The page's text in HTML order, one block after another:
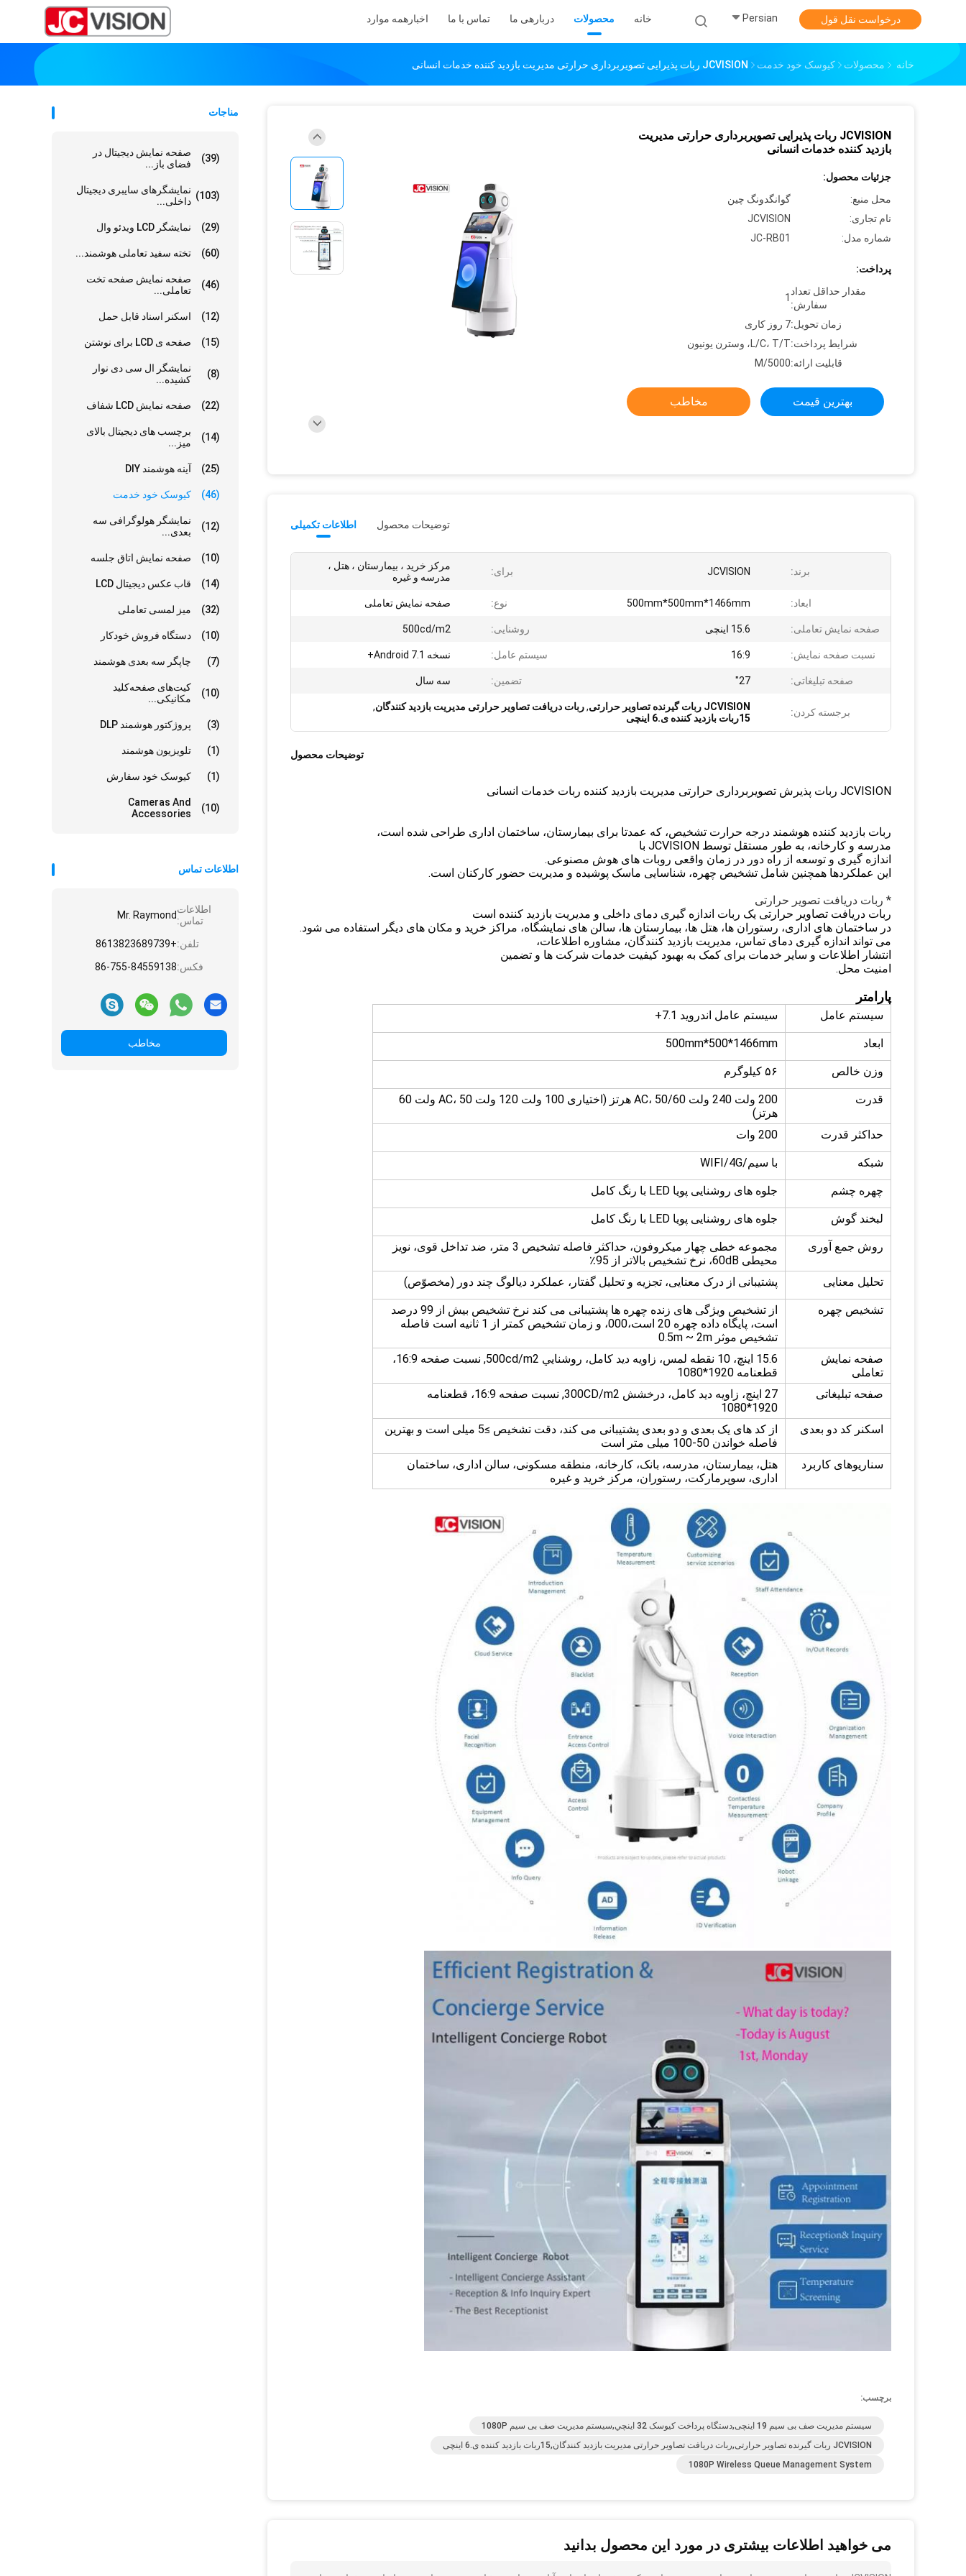
خانه محصولات دربارهی ما تماس با ما اخبار همه موارد Persian درخواست نقل قول
خانه محصولات کيوسک خود خدمت JCVISION ربات پذیرایی تصویربرداری حرارتی مدیریت بازدید کننده خدمات انسانی
مناجات
صفحه نمایش دیجیتال در
فضای باز...
(39)
نمایشگرهای سایبری دیجیتال
داخلی...
(103)
نمایشگر LCD ویدئو وال (29)
تخته سفید تعاملی هوشمند... (60)
صفحه نمایش صفحه تخت
تعاملی...
(46)
اسکنر اسناد قابل حمل (12)
صفحه ی LCD برای نوشتن (15)
نمایشگر ال سی دی نوار
کشیده...
(8)
صفحه نمایش LCD شفاف (22)
برچسب های دیجیتال بالای
میز...
(14)
آینه هوشمند DIY (25)
کيوسک خود خدمت (46)
نمایشگر هولوگرافی سه
بعدی...
(12)
صفحه نمایش اتاق جلسه (10)
قاب عکس دیجیتال LCD (14)
میز لمسی تعاملی (32)
دستگاه فروش خودکار (10)
چاپگر سه بعدی هوشمند (7)
کیت‌های صفحه‌کلید
مکانیکی...
(10)
پروژکتور هوشمند DLP (3)
تلویزیون هوشمند (1)
کیوسک خود سفارش (1)
Cameras And
Accessories
(10)
اطلاعات تماس
اطلاعات
تماس:Mr. Raymond
تلفن:+8613823689739
فکس:86-755-84559138
مخاطب
JCVISION ربات پذیرایی تصویربرداری حرارتی مدیریت
بازدید کننده خدمات انسانی
جزئیات محصول:
محل منبع:
گوانگدونگ چین
نام تجاری:
JCVISION
شماره مدل:
JC-RB01
پرداخت:
مقدار حداقل تعداد
سفارش:
1
زمان تحویل:7 روز کاری
شرایط پرداخت:L/C، T/T، وسترن یونیون
قابلیت ارائه:5000/M
بهترین قیمت مخاطب
اطلاعات تکمیلی توضیحات محصول
برند: JCVISION برای:
مرکز خرید ، بیمارستان ، هتل ،
مدرسه و غیره
ابعاد: 500mm*500mm*1466mm نوع: صفحه نمایش تعاملی
صفحه نمایش تعاملی: 15.6 اینچی روشنایی: 500cd/m2
نسبت صفحه نمایش: 16:9 سیستم عامل: نسخه Android 7.1+
صفحه تبلیغاتی: 27" تضمین: سه سال
برجسته کردن: JCVISION ربات گیرنده تصاویر حرارتی ,ربات دریافت تصاویر حرارتی مدیریت بازدید کنندگان,
15ربات بازدید کننده ی.6 اینچی
توضیحات محصول
JCVISION ربات پذیرش تصویربرداری حرارتی مدیریت بازدید کننده ربات خدمات انسانی
ربات بازدید کننده هوشمند درجه حرارت تشخیص، که عمدتا برای بیمارستان، ساختمان اداری طراحی شده است،
مدرسه و کارخانه، به طور مستقل توسط JCVISION با
اندازه گیری و توسعه از راه دور در زمان واقعی روبات های هوش مصنوعی.
این عملکردها همچنین شامل تشخیص چهره، شناسایی ماسک پوشیده و مدیریت حضور کارکنان است.
* ربات دریافت تصویر حرارتی
ربات دریافت تصاویر حرارتی یک ربات اندازه گیری دمای داخلی و مدیریت بازدید کننده است
در ساختمان های اداری، رستوران ها، هتل ها، بیمارستان ها، سالن های نمایشگاه، مراکز خرید و مکان های دیگر استفاده می شود.
می تواند اندازه گیری دمای تماس، مدیریت بازدید کنندگان، مشاوره اطلاعات،
انتشار اطلاعات و سایر خدمات برای کمک به بهبود کیفیت خدمات شرکت ها و تضمین
امنيت محل.
پارامتر
سیستم عامل سیستم عامل اندروید 7.1+
ابعاد 500mm*500*1466mm
وزن خالص ۵۶ کیلوگرم
قدرت
200 ولت 240 ولت AC، 50/60 هرتز (اختیاری 100 ولت 120 ولت AC، 50 ولت 60
هرتز)
حداکثر قدرت
200 وات
شبکه با سیم/WIFI/4G
چهره چشم جلوه های روشنایی پویا LED با رنگ کامل
لبخند گوش جلوه های روشنایی پویا LED با رنگ کامل
روش جمع آوری
مجموعه خطی چهار میکروفون، حداکثر فاصله تشخیص 3 متر، ضد تداخل قوی، نویز
محیطی 60dB، نرخ تشخیص بالاتر از 95٪
تحلیل معنایی
پشتیبانی از درک معنایی، تجزیه و تحلیل گفتار، عملکرد دیالوگ چند دور (مخصوّص)
تشخیص چهره
از تشخیص ویژگی های زنده چهره ها پشتیبانی می کند نرخ تشخیص بیش از 99 درصد
است، پایگاه داده چهره 20 است،000، و زمان تشخیص کمتر از 1 ثانیه است فاصله
تشخیص موثر 0.5m ~ 2m
صفحه نمایش
تعاملی
15.6 اينچ، 10 نقطه لمس، زاويه ديد کامل، روشنايي 500cd/m2, نسبت صفحه 16:9،
قطعنامه 1920*1080
صفحه تبلیغاتی
27 اينچ، زاويه ديد کامل، درخشش 300CD/m2, نسبت صفحه 16:9، قطعنامه
1920*1080
اسکنر کد دو بعدی
از کد های یک بعدی و دو بعدی پشتیبانی می کند، دقت تشخیص ≥5 میلی است و بهترین
فاصله خواندن 50-100 میلی متر است
سناریوهای کاربرد
هتل، بیمارستان، مدرسه، بانک، کارخانه، منطقه مسکونی، سالن اداری، ساختمان
اداری، سوپرمارکت، رستوران، مرکز خرید و غیره
برچسب:
سیستم مدیریت صف بی سیم 19 اینچی,دستگاه پرداخت کيوسک 32 اينچي,سیستم مدیریت صف بی سیم 1080P
JCVISION ربات گیرنده تصاویر حرارتی,ربات دریافت تصاویر حرارتی مدیریت بازدید کنندگان,15ربات بازدید کننده ی.6 اینچی
1080P Wireless Queue Management System
می خواهید اطلاعات بیشتری در مورد این محصول بدانید